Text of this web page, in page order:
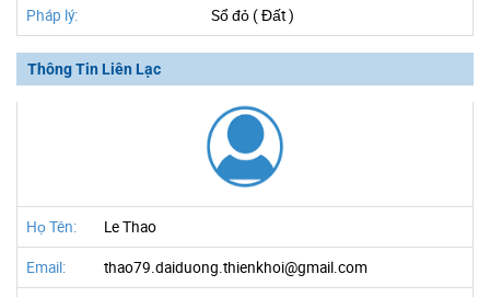
Pháp lý: Sổ đỏ ( Đất )
Thông Tin Liên Lạc
Họ Tên: Le Thao
Email: thao79.daiduong.thienkhoi@gmail.com